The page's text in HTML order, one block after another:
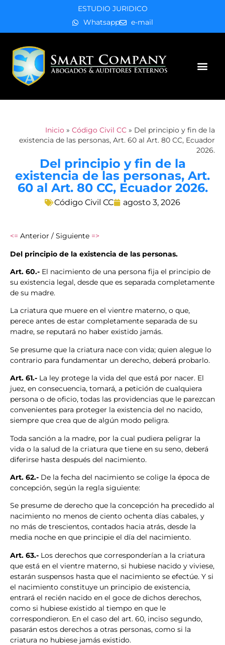
ESTUDIO JURIDICO
Whatsapp
e-mail
Inicio » Código Civil CC » Del principio y fin de la
existencia de las personas, Art. 60 al Art. 80 CC, Ecuador
2026.
Del principio y fin de la
existencia de las personas, Art.
60 al Art. 80 CC, Ecuador 2026.
Código Civil CC agosto 3, 2026
<= Anterior / Siguiente =>
Del principio de la existencia de las personas.
Art. 60.- El nacimiento de una persona fija el principio de
su existencia legal, desde que es separada completamente
de su madre.
La criatura que muere en el vientre materno, o que,
perece antes de estar completamente separada de su
madre, se reputará no haber existido jamás.
Se presume que la criatura nace con vida; quien alegue lo
contrario para fundamentar un derecho, deberá probarlo.
Art. 61.- La ley protege la vida del que está por nacer. El
juez, en consecuencia, tomará, a petición de cualquiera
persona o de oficio, todas las providencias que le parezcan
convenientes para proteger la existencia del no nacido,
siempre que crea que de algún modo peligra.
Toda sanción a la madre, por la cual pudiera peligrar la
vida o la salud de la criatura que tiene en su seno, deberá
diferirse hasta después del nacimiento.
Art. 62.- De la fecha del nacimiento se colige la época de
concepción, según la regla siguiente:
Se presume de derecho que la concepción ha precedido al
nacimiento no menos de ciento ochenta días cabales, y
no más de trescientos, contados hacia atrás, desde la
media noche en que principie el día del nacimiento.
Art. 63.- Los derechos que corresponderían a la criatura
que está en el vientre materno, si hubiese nacido y viviese,
estarán suspensos hasta que el nacimiento se efectúe. Y si
el nacimiento constituye un principio de existencia,
entrará el recién nacido en el goce de dichos derechos,
como si hubiese existido al tiempo en que le
correspondieron. En el caso del art. 60, inciso segundo,
pasarán estos derechos a otras personas, como si la
criatura no hubiese jamás existido.